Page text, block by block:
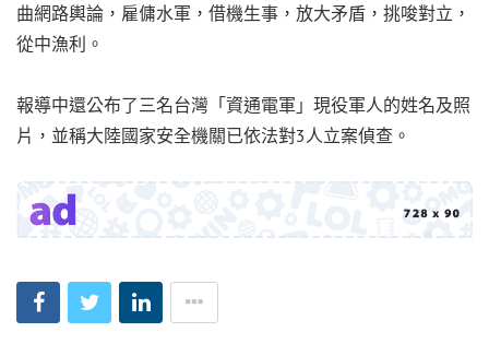
曲網路輿論，雇傭水軍，借機生事，放大矛盾，挑唆對立，
從中漁利。
報導中還公布了三名台灣「資通電軍」現役軍人的姓名及照
片，並稱大陸國家安全機關已依法對3人立案偵查。